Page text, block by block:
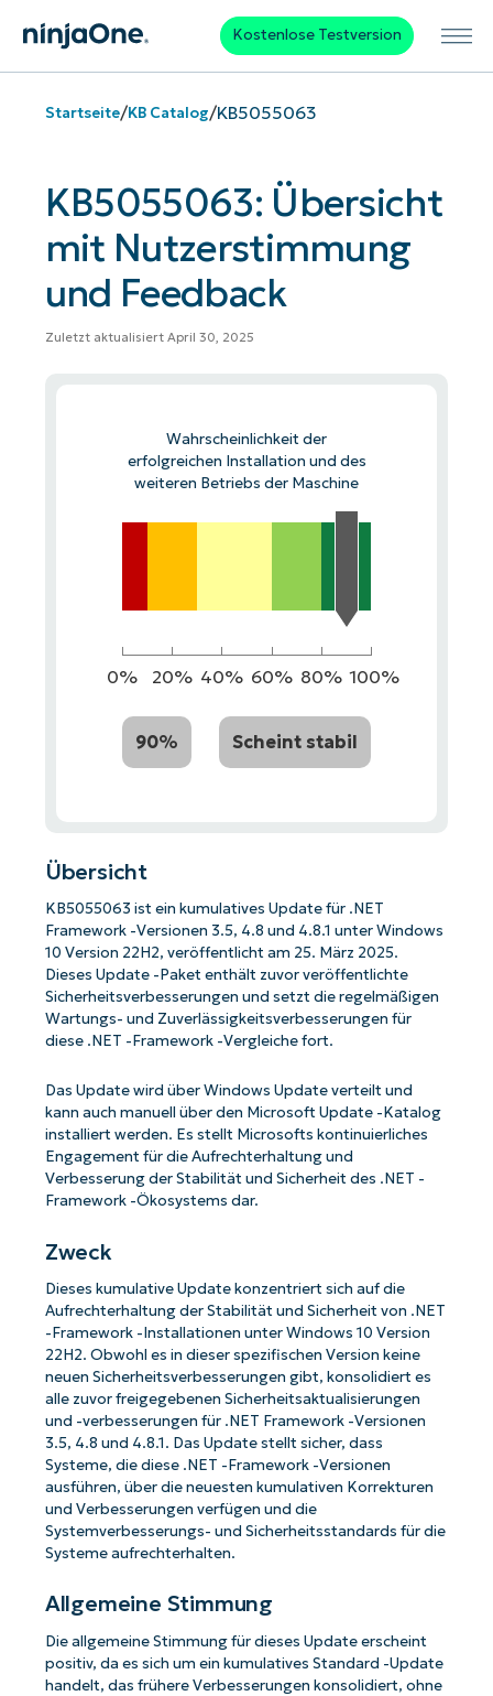
Kostenlose Testversion
Startseite/KB Catalog/KB5055063
KB5055063: Übersicht
mit Nutzerstimmung
und Feedback
Zuletzt aktualisiert April 30, 2025
Wahrscheinlichkeit der
erfolgreichen Installation und des
weiteren Betriebs der Maschine
0% 20% 40% 60% 80% 100%
90% Scheint stabil
Übersicht
KB5055063 ist ein kumulatives Update für .NET
Framework -Versionen 3.5, 4.8 und 4.8.1 unter Windows
10 Version 22H2, veröffentlicht am 25. März 2025.
Dieses Update -Paket enthält zuvor veröffentlichte
Sicherheitsverbesserungen und setzt die regelmäßigen
Wartungs- und Zuverlässigkeitsverbesserungen für
diese .NET -Framework -Vergleiche fort.
Das Update wird über Windows Update verteilt und
kann auch manuell über den Microsoft Update -Katalog
installiert werden. Es stellt Microsofts kontinuierliches
Engagement für die Aufrechterhaltung und
Verbesserung der Stabilität und Sicherheit des .NET -
Framework -Ökosystems dar.
Zweck
Dieses kumulative Update konzentriert sich auf die
Aufrechterhaltung der Stabilität und Sicherheit von .NET
-Framework -Installationen unter Windows 10 Version
22H2. Obwohl es in dieser spezifischen Version keine
neuen Sicherheitsverbesserungen gibt, konsolidiert es
alle zuvor freigegebenen Sicherheitsaktualisierungen
und -verbesserungen für .NET Framework -Versionen
3.5, 4.8 und 4.8.1. Das Update stellt sicher, dass
Systeme, die diese .NET -Framework -Versionen
ausführen, über die neuesten kumulativen Korrekturen
und Verbesserungen verfügen und die
Systemverbesserungs- und Sicherheitsstandards für die
Systeme aufrechterhalten.
Allgemeine Stimmung
Die allgemeine Stimmung für dieses Update erscheint
positiv, da es sich um ein kumulatives Standard -Update
handelt, das frühere Verbesserungen konsolidiert, ohne